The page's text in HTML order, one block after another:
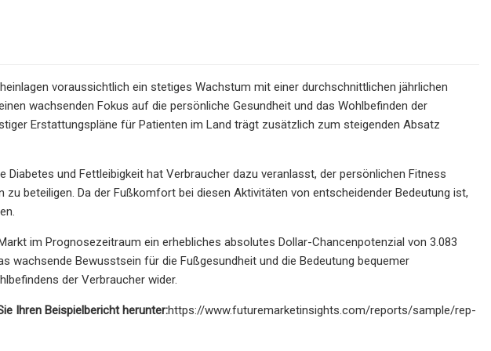
voraussichtlich ein stetiges Wachstum mit einer durchschnittlichen jährlichen
wachsenden Fokus auf die persönliche Gesundheit und das Wohlbefinden der
Erstattungspläne für Patienten im Land trägt zusätzlich zum steigenden Absatz
Diabetes und Fettleibigkeit hat Verbraucher dazu veranlasst, der persönlichen Fitness
beteiligen. Da der Fußkomfort bei diesen Aktivitäten von entscheidender Bedeutung ist,
im Prognosezeitraum ein erhebliches absolutes Dollar-Chancenpotenzial von 3.083
wachsende Bewusstsein für die Fußgesundheit und die Bedeutung bequemer
der Verbraucher wider.
Ihren Beispielbericht herunter:https://www.futuremarketinsights.com/reports/sample/rep-